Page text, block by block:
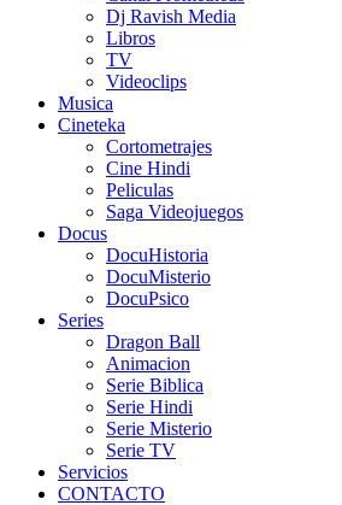
Dj Ravish Media
Libros
TV
Videoclips
Musica
Cineteka
Cortometrajes
Cine Hindi
Peliculas
Saga Videojuegos
Docus
DocuHistoria
DocuMisterio
DocuPsico
Series
Dragon Ball
Animacion
Serie Biblica
Serie Hindi
Serie Misterio
Serie TV
Servicios
CONTACTO